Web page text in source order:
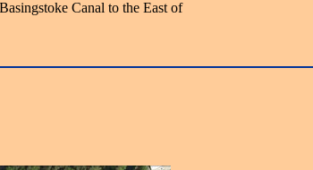
Canal to the East of